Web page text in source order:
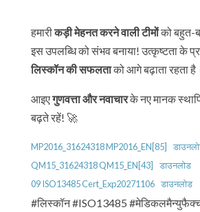
हमारीकड़ी मेहनत करने वाली टीमोंको बहुत-
इस उपलब्धि को संभव बनाया! उत्कृष्टता के
लिस्कॉन की सफलताको आगे बढ़ाता रहता है।
आइएगुणवत्ता और नवाचारके नए मानक
बढ़ते रहें! 🚀
MP2016_31624318 MP2016_EN[85]
QM15_31624318 QM15_EN[43]
डाउनलोड
09 ISO13485 Cert_Exp20271106 डाउनलोड
#लिस्कॉन #ISO13485